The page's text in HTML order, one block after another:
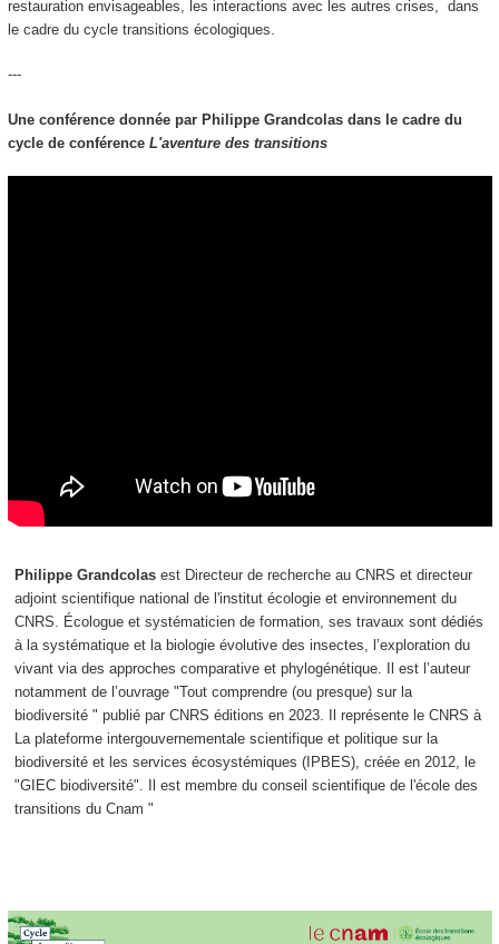
restauration envisageables, les interactions avec les autres crises, dans
le cadre du cycle transitions écologiques.
---
Une conférence donnée par Philippe Grandcolas dans le cadre du
cycle de conférence L'aventure des transitions
Philippe Grandcolas est Directeur de recherche au CNRS et directeur
adjoint scientifique national de l'institut écologie et environnement du
CNRS. Écologue et systématicien de formation, ses travaux sont dédiés
à la systématique et la biologie évolutive des insectes, l’exploration du
vivant via des approches comparative et phylogénétique. Il est l’auteur
notamment de l’ouvrage "Tout comprendre (ou presque) sur la
biodiversité " publié par CNRS éditions en 2023. Il représente le CNRS à
La plateforme intergouvernementale scientifique et politique sur la
biodiversité et les services écosystémiques (IPBES), créée en 2012, le
"GIEC biodiversité". Il est membre du conseil scientifique de l'école des
transitions du Cnam "